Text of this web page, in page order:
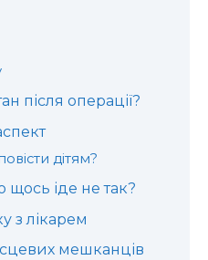
після операції?
дітям?
іде не так?
з лікарем
мешканців